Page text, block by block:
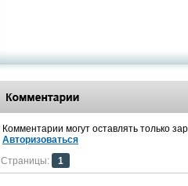
Комментарии могут оставлять только
Авторизоваться
Страницы:
1